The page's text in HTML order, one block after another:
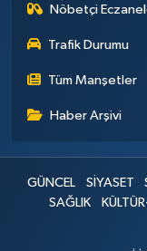
Nöbetçi
Trafik Durumu
Tüm Manşetler
Haber Arşivi
GÜNCEL SİYASET
SAĞLIK